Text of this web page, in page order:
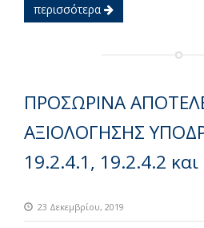
περισσότερα
ΠΡΟΣΩΡΙΝΑ
ΑΞΙΟΛΟΓΗΣΗΣ
19.2.4.1, 19.2.4.2
23 Δεκεμβρίου, 2019